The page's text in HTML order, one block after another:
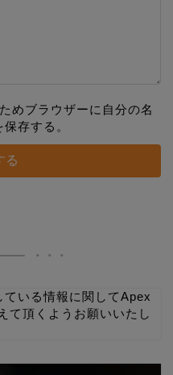
めブラウザーに自分の名
存する。
いる情報に関してApex
て頂くようお願いいたし